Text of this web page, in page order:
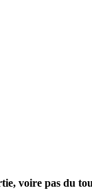
voire pas du